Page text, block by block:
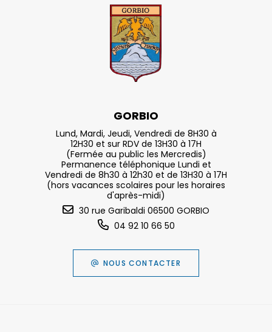
GORBIO
Lund, Mardi, Jeudi, Vendredi de 8H30 à
12H30 et sur RDV de 13H30 à 17H
(Fermée au public les Mercredis)
Permanence téléphonique Lundi et
Vendredi de 8h30 à 12h30 et de 13H30 à 17H
(hors vacances scolaires pour les horaires
d'après-midi)
30 rue Garibaldi 06500 GORBIO
04 92 10 66 50
NOUS CONTACTER